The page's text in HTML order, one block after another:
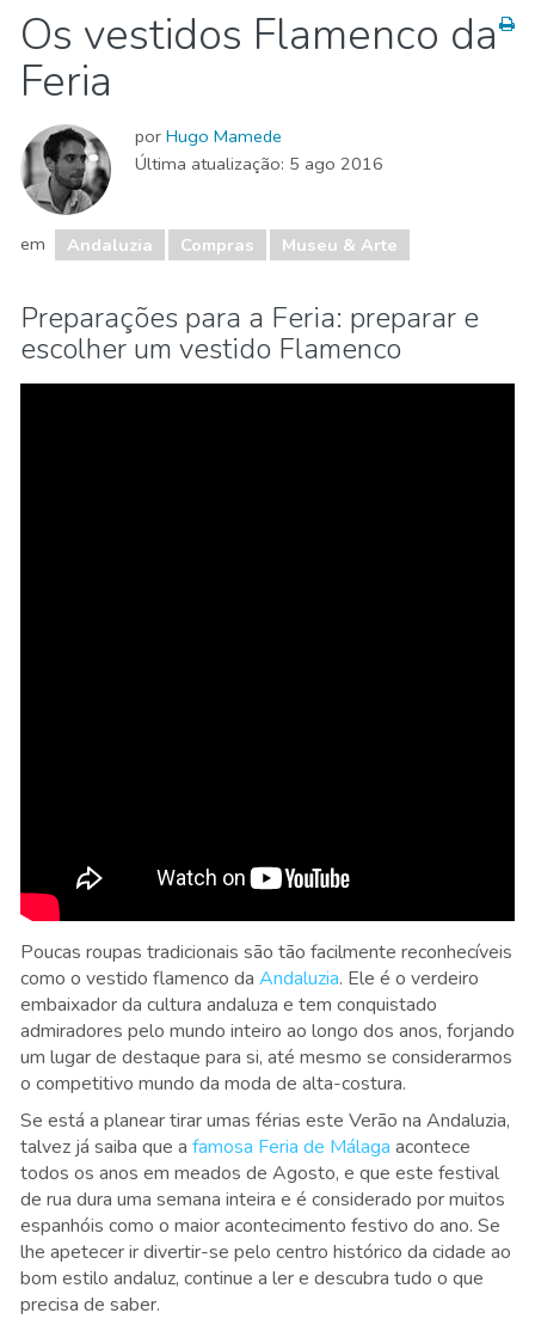
Comida & Restaurantes
Compras
Crianças & família
Noite
Onde ficar Praias
Os vestidos Flamenco da
Feria
por Hugo Mamede
Última atualização: 5 ago 2016
em Andaluzia Compras Museu & Arte
Preparações para a Feria: preparar e
escolher um vestido Flamenco
Poucas roupas tradicionais são tão facilmente reconhecíveis
como o vestido flamenco da Andaluzia. Ele é o verdeiro
embaixador da cultura andaluza e tem conquistado
admiradores pelo mundo inteiro ao longo dos anos, forjando
um lugar de destaque para si, até mesmo se considerarmos
o competitivo mundo da moda de alta-costura.
Se está a planear tirar umas férias este Verão na Andaluzia,
talvez já saiba que a famosa Feria de Málaga acontece
todos os anos em meados de Agosto, e que este festival
de rua dura uma semana inteira e é considerado por muitos
espanhóis como o maior acontecimento festivo do ano. Se
lhe apetecer ir divertir-se pelo centro histórico da cidade ao
bom estilo andaluz, continue a ler e descubra tudo o que
precisa de saber.